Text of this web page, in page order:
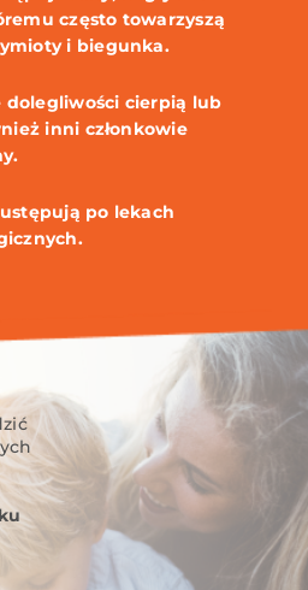
często towarzyszą
i biegunka.
dolegliwości cierpią lub
inni członkowie
po lekach